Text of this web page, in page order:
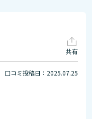
共有
口コミ投稿日：2025.07.25